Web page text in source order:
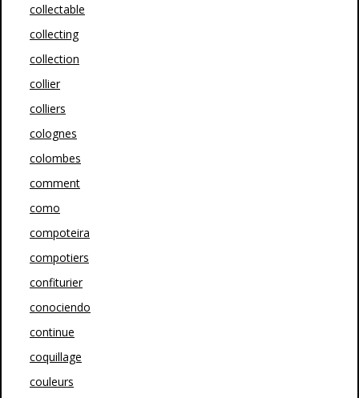
collectable
collecting
collection
collier
colliers
colognes
colombes
comment
como
compoteira
compotiers
confiturier
conociendo
continue
coquillage
couleurs